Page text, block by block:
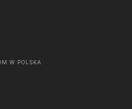
W POLSKA